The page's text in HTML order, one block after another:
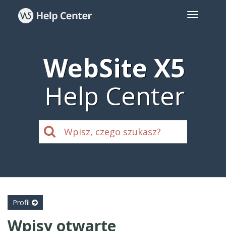
WebSite X5
Help Center
Profil
Wpisy otwarte